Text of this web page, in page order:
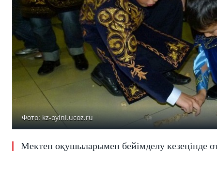
Фото: kz-oyini.ucoz.ru
Мектеп оқушыларымен бейімделу кезеңінде